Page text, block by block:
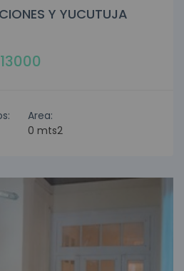
Y YUCUTUJA
Area:
0 mts2